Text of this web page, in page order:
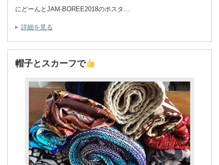
にどーんとJAM‐BOREE2018のポスタ…
詳細を見る
帽子とスカーフで